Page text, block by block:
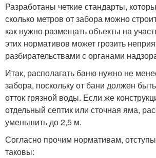
Разработаны четкие стандарты,
сколько метров от забора можно
как нужно размещать объекты на
этих нормативов может грозить
разбирательствами с органами
Итак, располагать баню нужно не
забора, поскольку от бани должен
отток грязной воды. Если же
отдельный септик или сточная яма,
уменьшить до 2,5 м.
Согласно прочим нормативам,
таковы: